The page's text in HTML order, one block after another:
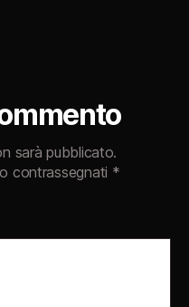
sarà pubblicato.
contrassegnati *